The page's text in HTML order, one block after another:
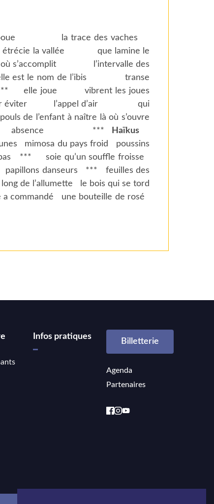
la boue la trace des vaches
la vallée que lamine le
s’accomplit l’intervalle des
le nom de l’ibis transe
joue vibrent les joues
éviter l’appel d’air qui
à naître là où s’ouvre
absence ***
Haïkus
mimosa du pays froid
poussins
***
soie qu’un souffle froisse
papillons danseurs ***
feuilles des
de l’allumette
le bois qui se tord
a commandé
une bouteille de rosé
Infos pratiques
Billetterie
Agenda
Partenaires